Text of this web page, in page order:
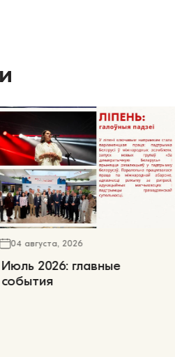
04 августа, 2026
Июль 2026: главные
события